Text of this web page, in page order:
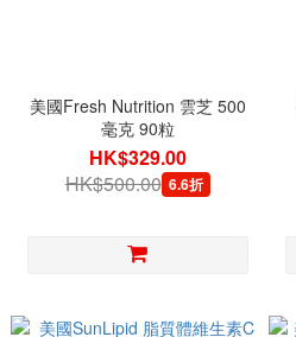
美國Fresh Nutrition 雲芝 500
毫克 90粒
HK$329.00
HK$500.00 6.6折